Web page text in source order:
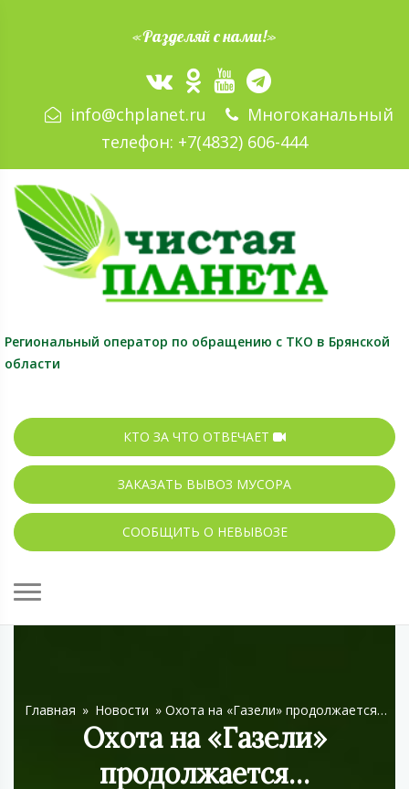
«Разделяй с нами!»
info@chplanet.ru
Многоканальный
телефон: +7(4832) 606-444
Региональный оператор по обращению с ТКО в Брянской
области
КТО ЗА ЧТО ОТВЕЧАЕТ
ЗАКАЗАТЬ ВЫВОЗ МУСОРА
СООБЩИТЬ О НЕВЫВОЗЕ
Главная » Новости » Охота на «Газели» продолжается…
Охота на «Газели»
продолжается…